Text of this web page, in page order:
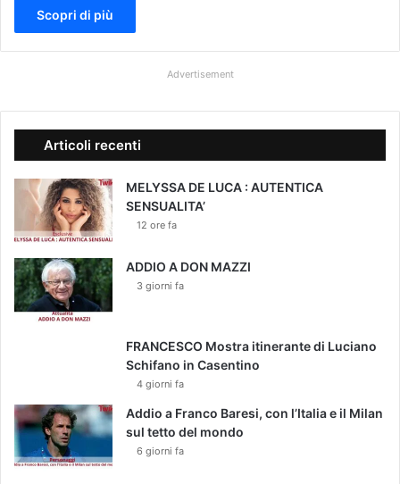
Scopri di più
Advertisement
Articoli recenti
MELYSSA DE LUCA : AUTENTICA
SENSUALITA’
12 ore fa
ADDIO A DON MAZZI
3 giorni fa
FRANCESCO Mostra itinerante di Luciano
Schifano in Casentino
4 giorni fa
Addio a Franco Baresi, con l’Italia e il Milan
sul tetto del mondo
6 giorni fa